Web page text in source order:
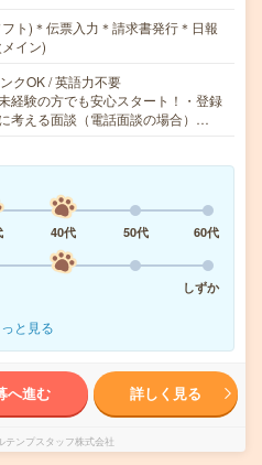
ト)＊伝票入力＊請求書発行＊日報
イン)
クOK / 英語力不要
経験の方でも安心スタート！・登録
考える面談（電話面談の場合）…
40代 50代
60代
しずか
と見る
へ進む 詳しく見る
テンプスタッフ株式会社